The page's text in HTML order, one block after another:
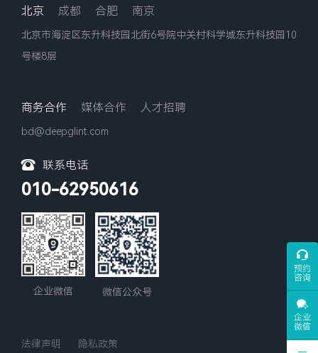
预约
咨询
企业
微信
北京 成都 合肥 南京
北京市海淀区东升科技园北街6号院中关村科学城东升科技园10
号楼8层
商务合作 媒体合作 人才招聘
bd@deepglint.com
联系电话
010-62950616
企业微信 微信公众号
法律声明 隐私政策